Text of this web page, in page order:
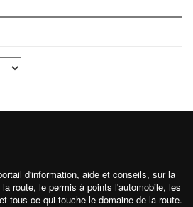
d'information, aide et conseils, sur la
route, le permis à points l'automobile, les
tous ce qui touche le domaine de la route.